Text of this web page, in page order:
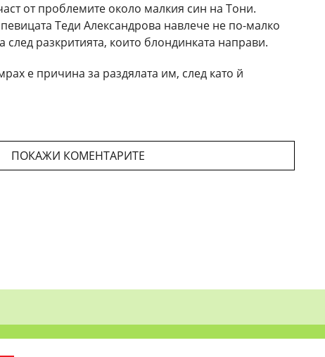
от проблемите около малкия син на Тони.
Теди Александрова навлече не по-малко
разкритията, които блондинката направи.
е причина за раздялата им, след като й
ПОКАЖИ КОМЕНТАРИТЕ